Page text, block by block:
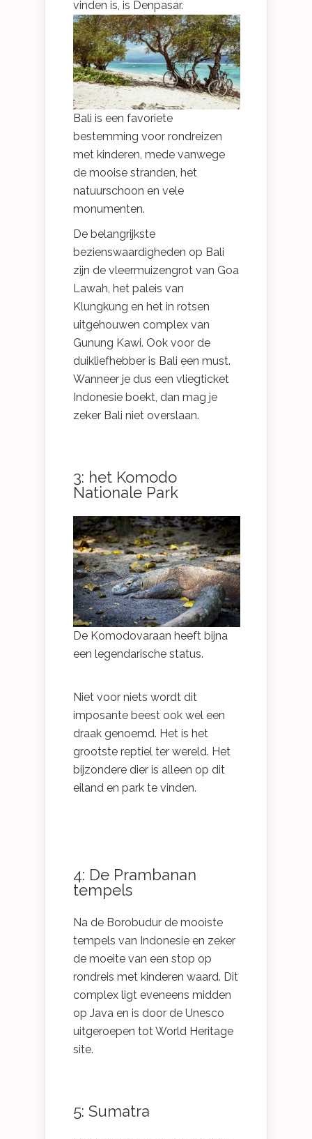
vinden is, is Denpasar.
Bali is een favoriete
bestemming voor rondreizen
met kinderen, mede vanwege
de mooise stranden, het
natuurschoon en vele
monumenten.
De belangrijkste
bezienswaardigheden op Bali
zijn de vleermuizengrot van Goa
Lawah, het paleis van
Klungkung en het in rotsen
uitgehouwen complex van
Gunung Kawi. Ook voor de
duikliefhebber is Bali een must.
Wanneer je dus een vliegticket
Indonesie boekt, dan mag je
zeker Bali niet overslaan.
3: het Komodo
Nationale Park
De Komodovaraan heeft bijna
een legendarische status.
Niet voor niets wordt dit
imposante beest ook wel een
draak genoemd. Het is het
grootste reptiel ter wereld. Het
bijzondere dier is alleen op dit
eiland en park te vinden.
4: De Prambanan
tempels
Na de Borobudur de mooiste
tempels van Indonesie en zeker
de moeite van een stop op
rondreis met kinderen waard. Dit
complex ligt eveneens midden
op Java en is door de Unesco
uitgeroepen tot World Heritage
site.
5: Sumatra